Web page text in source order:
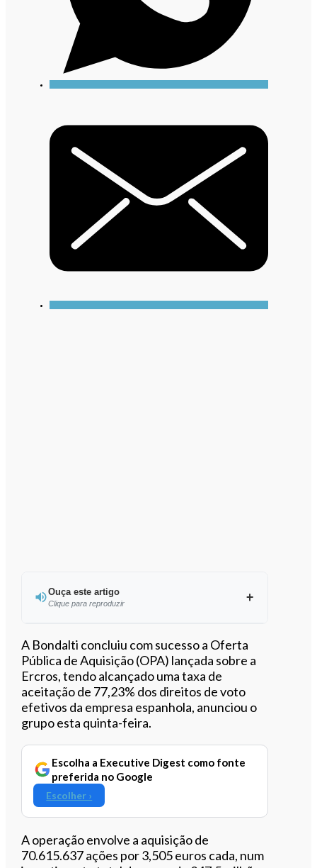
Ouça este artigo
Clique para reproduzir
Ouvir este artigo
A Bondalti concluiu com sucesso a Oferta
Pública de Aquisição (OPA) lançada sobre a
Ercros, tendo alcançado uma taxa de
aceitação de 77,23% dos direitos de voto
efetivos da empresa espanhola, anunciou o
grupo esta quinta-feira.
Escolha a Executive Digest como fonte
preferida no Google
Escolher ›
A operação envolve a aquisição de
70.615.637 ações por 3,505 euros cada, num